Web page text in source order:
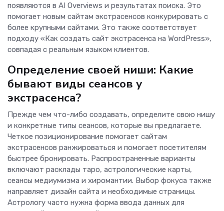
появляются в AI Overviews и результатах поиска. Это
помогает новым сайтам экстрасенсов конкурировать с
более крупными сайтами. Это также соответствует
подходу «Как создать сайт экстрасенса на WordPress»,
совпадая с реальным языком клиентов.
Определение своей ниши: Какие
бывают виды сеансов у
экстрасенса?
Прежде чем что-либо создавать, определите свою нишу
и конкретные типы сеансов, которые вы предлагаете.
Четкое позиционирование помогает сайтам
экстрасенсов ранжироваться и помогает посетителям
быстрее бронировать. Распространенные варианты
включают расклады таро, астрологические карты,
сеансы медиумизма и хиромантии. Выбор фокуса также
направляет дизайн сайта и необходимые страницы.
Астрологу часто нужна форма ввода данных для